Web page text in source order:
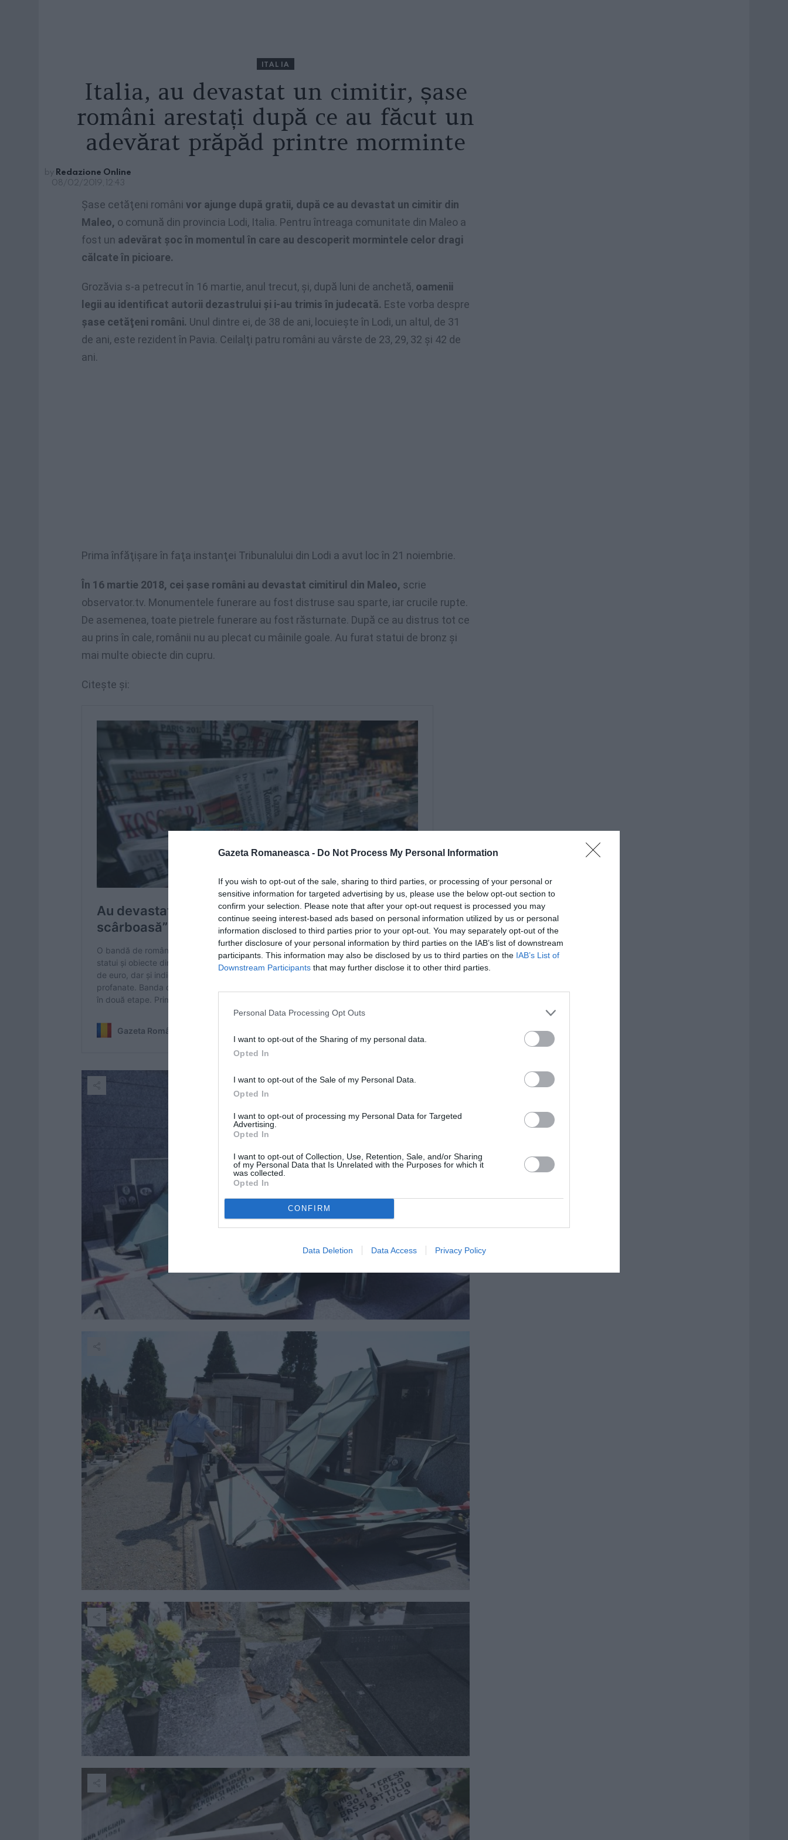
Gazeta Romaneasca - Do Not Process My Personal Information
If you wish to opt-out of the sale, sharing to third parties, or processing of your personal or
sensitive information for targeted advertising by us, please use the below opt-out section to
confirm your selection. Please note that after your opt-out request is processed you may
continue seeing interest-based ads based on personal information utilized by us or personal
information disclosed to third parties prior to your opt-out. You may separately opt-out of the
further disclosure of your personal information by third parties on the IAB’s list of downstream
participants. This information may also be disclosed by us to third parties on the IAB’s List of
Downstream Participants that may further disclose it to other third parties.
Personal Data Processing Opt Outs
I want to opt-out of the Sharing of my personal data.
Opted In
I want to opt-out of the Sale of my Personal Data.
Opted In
I want to opt-out of processing my Personal Data for Targeted
Advertising.
Opted In
I want to opt-out of Collection, Use, Retention, Sale, and/or Sharing
of my Personal Data that Is Unrelated with the Purposes for which it
was collected.
Opted In
CONFIRM
Data Deletion Data Access Privacy Policy
ITALIA
Italia, au devastat un cimitir, șase
români arestați după ce au făcut un
adevărat prăpăd printre morminte
by Redazione Online
08/02/2019, 12:43
Şase cetăţeni români vor ajunge după gratii, după ce au devastat un cimitir din
Maleo, o comună din provincia Lodi, Italia. Pentru întreaga comunitate din Maleo a
fost un adevărat şoc în momentul în care au descoperit mormintele celor dragi
călcate în picioare.
Grozăvia s-a petrecut în 16 martie, anul trecut, şi, după luni de anchetă, oamenii
legii au identificat autorii dezastrului şi i-au trimis în judecată. Este vorba despre
şase cetăţeni români. Unul dintre ei, de 38 de ani, locuieşte în Lodi, un altul, de 31
de ani, este rezident în Pavia. Ceilalţi patru români au vârste de 23, 29, 32 şi 42 de
ani.
Prima înfăţişare în faţa instanţei Tribunalului din Lodi a avut loc în 21 noiembrie.
În 16 martie 2018, cei şase români au devastat cimitirul din Maleo, scrie
observator.tv. Monumentele funerare au fost distruse sau sparte, iar crucile rupte.
De asemenea, toate pietrele funerare au fost răsturnate. După ce au distrus tot ce
au prins în cale, românii nu au plecat cu mâinile goale. Au furat statui de bronz și
mai multe obiecte din cupru.
Citește și: